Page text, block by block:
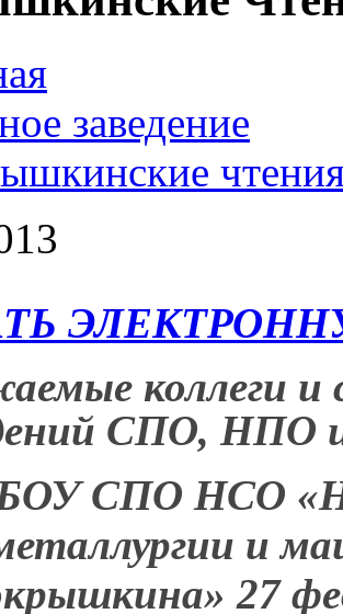
заведение
коллеги и
СПО, НПО и
СПО НСО
и
27